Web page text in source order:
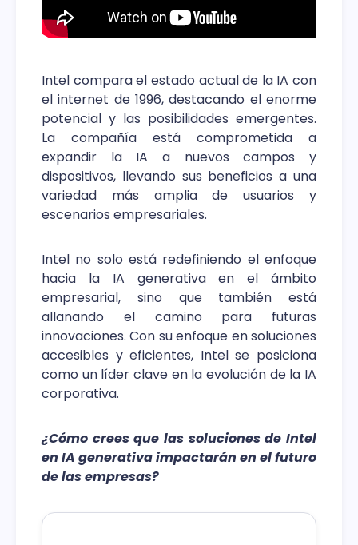
Intel compara el estado actual de la IA con
el internet de 1996, destacando el enorme
potencial y las posibilidades emergentes.
La compañía está comprometida a
expandir la IA a nuevos campos y
dispositivos, llevando sus beneficios a una
variedad más amplia de usuarios y
escenarios empresariales.
Intel no solo está redefiniendo el enfoque
hacia la IA generativa en el ámbito
empresarial, sino que también está
allanando el camino para futuras
innovaciones. Con su enfoque en soluciones
accesibles y eficientes, Intel se posiciona
como un líder clave en la evolución de la IA
corporativa.
¿Cómo crees que las soluciones de Intel
en IA generativa impactarán en el futuro
de las empresas?